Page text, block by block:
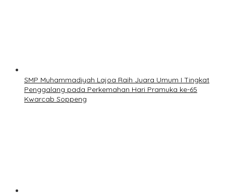
SMP Muhammadiyah Lajoa Raih Juara Umum I Tingkat
Penggalang pada Perkemahan Hari Pramuka ke-65
Kwarcab Soppeng